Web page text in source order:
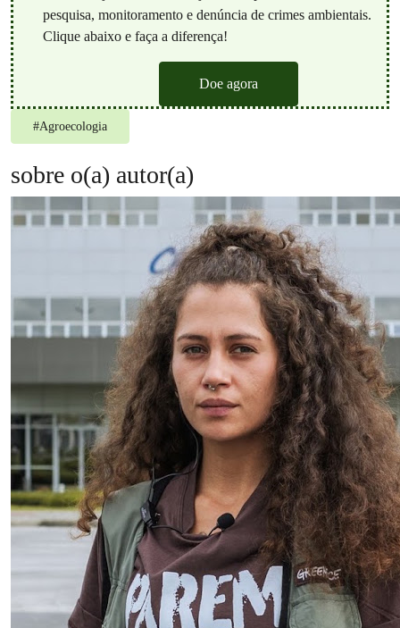
pesquisa, monitoramento e denúncia de crimes ambientais.
Clique abaixo e faça a diferença!
Doe agora
#Agroecologia
sobre o(a) autor(a)